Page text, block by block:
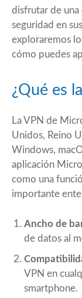
disfrutar de una
seguridad en
exploraremos
cómo puedes
¿Qué es
La VPN de
Unidos, Reino
Windows,
aplicación
como una
importante
Ancho de
de datos al
VPN en
smartphone.